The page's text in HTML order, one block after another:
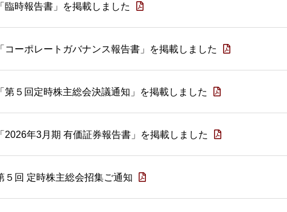
「臨時報告書」を掲載しました
「コーポレートガバナンス報告書」を掲載しました
「第５回定時株主総会決議通知」を掲載しました
「2026年3月期 有価証券報告書」を掲載しました
５回 定時株主総会招集ご通知